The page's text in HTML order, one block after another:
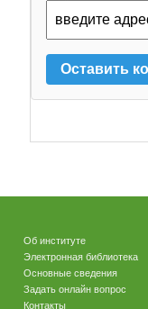
Об институте
Электронная библиотека
Основные сведения
Задать онлайн вопрос
Контакты